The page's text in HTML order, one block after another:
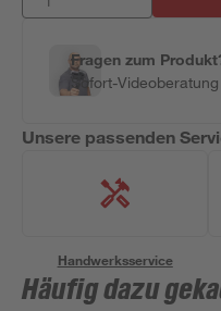
Fragen zum
Sofort-
Unsere passenden
Handwerksservice
Häufig dazu